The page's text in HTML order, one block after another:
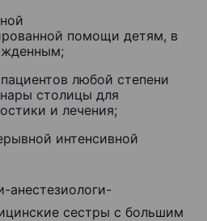
помощи детям, в
любой степени
столицы для
и лечения;
интенсивной
анестезиологи-
сестры с большим